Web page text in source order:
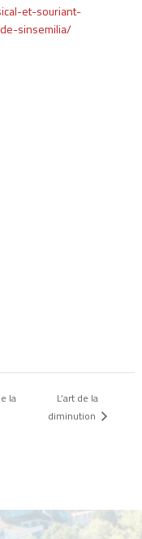
et-souriant-
sinsemilia/
la
L’art de la
diminution